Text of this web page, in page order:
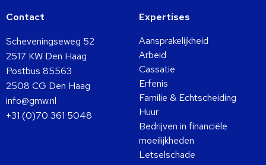
Contact
Scheveningseweg 52
2517 KW Den Haag
Postbus 85563
2508 CG Den Haag
info@gmw.nl
+31 (0)70 361 5048
Expertises
Aansprakelijkheid
Arbeid
Cassatie
Erfenis
Familie & Echtscheiding
Huur
Bedrijven in financiële
moeilijkheden
Letselschade